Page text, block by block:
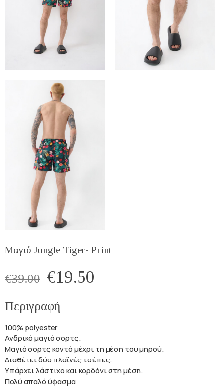
Μαγιό Jungle Tiger- Print
€39.00 €19.50
Περιγραφή
100% polyester
Ανδρικό μαγιό σορτς.
Μαγιό σορτς κοντό μέχρι τη μέση του μηρού.
Διαθέτει δύο πλαϊνές τσέπες.
Υπάρχει λάστιχο και κορδόνι στη μέση.
Πολύ απαλό ύφασμα